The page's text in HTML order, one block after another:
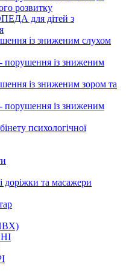
розвитку
для дітей з
із зниженим слухом
порушення із зниженим
із зниженим зором та
порушення із зниженим
психологічної
та масажери